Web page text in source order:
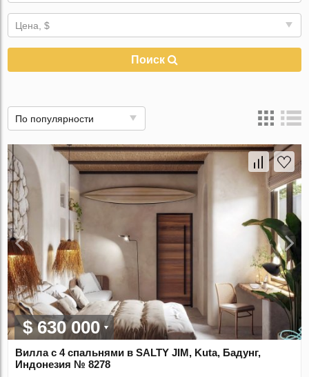
Цена, $
Поиск
По популярности
$ 630 000
Вилла с 4 спальнями в SALTY JIM, Kuta, Бадунг,
Индонезия № 8278